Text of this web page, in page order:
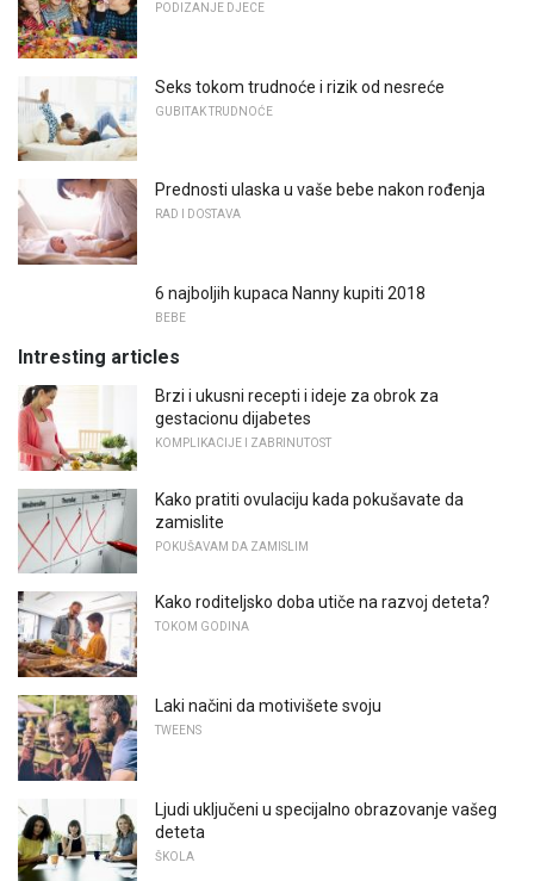
PODIZANJE DJECE
Seks tokom trudnoće i rizik od nesreće
GUBITAK TRUDNOĆE
Prednosti ulaska u vaše bebe nakon rođenja
RAD I DOSTAVA
6 najboljih kupaca Nanny kupiti 2018
BEBE
Intresting articles
Brzi i ukusni recepti i ideje za obrok za
gestacionu dijabetes
KOMPLIKACIJE I ZABRINUTOST
Kako pratiti ovulaciju kada pokušavate da
zamislite
POKUŠAVAM DA ZAMISLIM
Kako roditeljsko doba utiče na razvoj deteta?
TOKOM GODINA
Laki načini da motivišete svoju
TWEENS
Ljudi uključeni u specijalno obrazovanje vašeg
deteta
ŠKOLA